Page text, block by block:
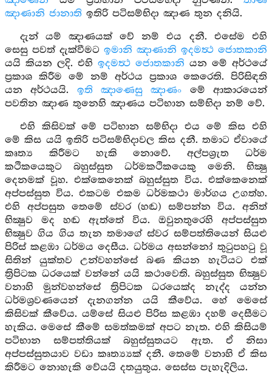
ඤාණානි ජානාති ඉතිරි පටිසම්භිදා ඤාණ තුන දනියි.
දැන් යම් ඤාණයක් වේ නම් එය දනී. එසේම එහි
සෙසු පවත් දැක්වීමට ඉමානි ඤාණානි ඉදමත්‍ථ ජොතකානි
යයි කියන ලදි. එහි ඉදමත්‍ථ ජොතකානි යන මේ අර්ථයේ
ප්‍රකාශ කිරීම මේ නම් අර්ථය ප්‍රකාශ කෙරෙති. පිරිසිඳති
යන අර්ථයයි. ඉති ඤාණෙසු ඤාණං මේ ආකාරයෙන්
පවතින ඤාණ තුනෙහි ඤාණය පටිභාන සම්භිදා නම් වේ.
එහි කිසිවක් මේ පටිභාන සම්භිදා එය මේ කිස එහි
මේ කිස යයි ඉතිරි පටිසම්භිදාවල කිස දනී. තමාට ඒවායේ
කෘත්‍ය කිරීමට හැකි නොවේ. අල්පශ්‍රැත ධර්ම
කථිකයෙකුට බහුස්සුත ධර්මකථිකයෙකු මෙනි. භික්‍ෂු
දෙනමක් වූහ. එක්කෙනෙක් බහුස්සුත විය. එක්කෙනෙක්
අප්පස්සුත විය. එකටම එකම ධර්මකථා මාර්ගය උගත්හ.
එහි අප්පසුත තෙමේ ස්වර (හඬ) සම්පන්න විය. අනිත්
භික්‍ෂුව මද හඬ ඇත්තේ විය. ඔවුනතුරෙහි අප්පස්සුත
භික්‍ෂුව ගිය ගිය තැන තමාගේ ස්වර සම්පත්තියෙන් සියළු
පිරිස් කළඹා ධර්මය දෙසීය. ධර්මය අසන්නෝ තුටුපහටු වූ
සිතින් යුක්තව උන්වහන්සේ බණ කියන හැටියට එක්
ත්‍රිපිටක ධරයෙක් වන්නේ යයි කථාවෙති. බහුස්සුත භික්‍ෂුව
වනාහි මුන්වහන්සේ ත්‍රිපිටක ධරයෙක්ද නැද්ද යන්න
ධර්මශ්‍රවණයෙන් දැනගන්න යයි කීවේය. හේ මෙසේ
කිසිවක් කීවේය. යම්සේ සියළු පිරිස කළඹා දහම් දෙසීමට
හැකිය. මෙසේ කීමේ සමත්කමක් අපට නැත. එහි කිසියම්
පටිභාන සම්පත්තියක් බහුස්සුතයට ඇත. ඒ නිසා
අප්පස්සුතයාව වඩා කෘත්‍ය්‍යක් දනී. තෙමේ වනාහි ඒ කිස
කිරීමට නොහැකි වේයයි දතයුතුය. සෙස්ස පැහැදිලිය.